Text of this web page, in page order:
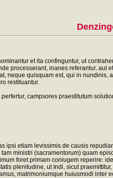
et ita confinguntur, ut
processerant, inanes referantur,
neque quisquam est, qui in
restituantur.
campsores praestitutum
ipsi etiam levissimis de causis
ministri (sacramentorum) quam
foret primam coniugem reperire:
plenitudine, ut Indi, sicut
matrimoniumque huiusmodi inter